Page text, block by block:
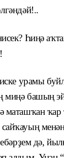
Һиңә
урамы
башың
маташҡан
дә,